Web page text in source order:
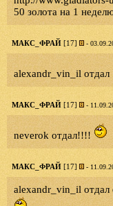
50 золота на 1
МАКС_ФРАЙ [17] -
alexandr_vin_il
МАКС_ФРАЙ [17] -
neverok отдал!!!!
МАКС_ФРАЙ [17] -
alexandr_vin_il отдал